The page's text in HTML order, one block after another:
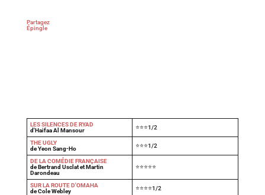
Partagez
Épingle
LES SILENCES DE RYAD
d'Haifaa Al Mansour
⭐⭐⭐1/2
THE UGLY
de Yeon Sang-Ho
⭐⭐⭐1/2
DE LA COMÉDIE FRANÇAISE
de Bertrand Usclat et Martin
Darondeau
⭐⭐⭐⭐⭐
SUR LA ROUTE D'OMAHA
de Cole Webley
⭐⭐⭐⭐1/2